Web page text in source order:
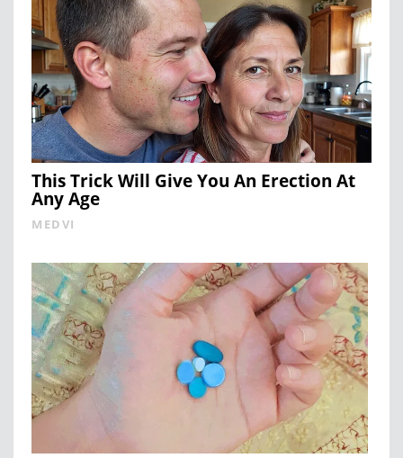
This Trick Will Give You An Erection At
Any Age
MEDVI